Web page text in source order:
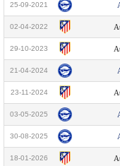
25-09-2021
02-04-2022
29-10-2023
21-04-2024
23-11-2024
03-05-2025
30-08-2025
18-01-2026